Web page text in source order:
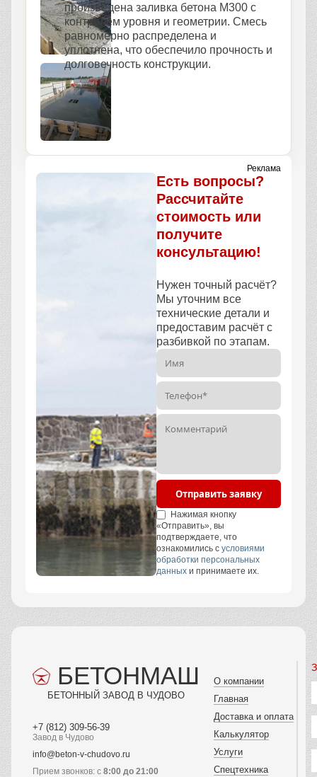
произведена заливка бетона М300 с
контролем уровня и геометрии. Смесь
равномерно распределена и
уплотнена, что обеспечило прочность и
долговечность конструкции.
Реклама
Есть вопросы?
Рассчитайте
стоимость или
получите
консультацию!
Нужен точный расчёт?
Мы уточним все
технические детали и
предоставим расчёт с
разбивкой по этапам.
Отправить заявку
Нажимая кнопку
«Отправить», вы
подтверждаете, что
ознакомились с условиями
обработки персональных
данных и принимаете их.
БЕТОНМАШ
БЕТОННЫЙ ЗАВОД В ЧУДОВО
+7 (812) 309-56-39
Завод в Чудово
info@beton-v-chudovo.ru
Прием звонков: с 8:00 до 21:00
О компании
Главная
Доставка и оплата
Калькулятор
Услуги
Спецтехника